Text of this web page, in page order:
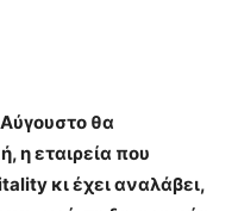
θα
η εταιρεία που
κι έχει αναλάβει,